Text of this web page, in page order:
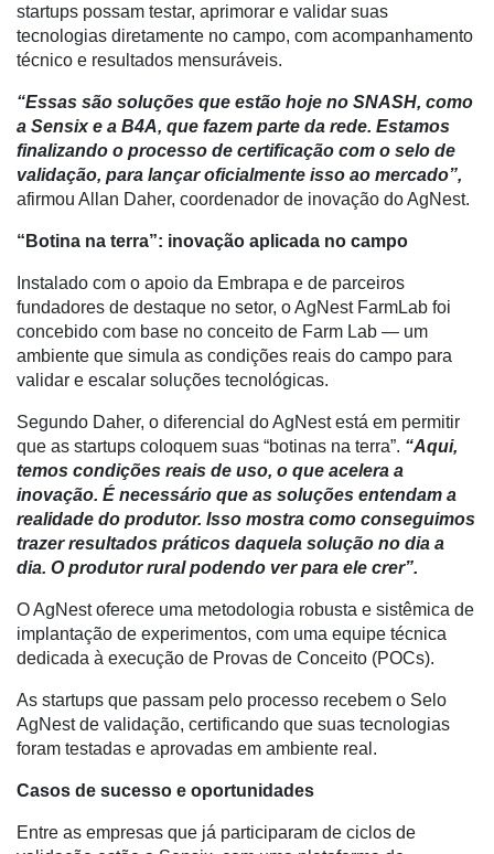
Agenda
Agricultura
de
Precisão
Automação
e
Robótica
Conectividade
Dados
e
Análise
E-
Informatização
da
Agricultura
Vertical
Software
Tecnologia
para
Hídricos
Membros
Liberali
Netrin
startups possam testar, aprimorar e validar suas
tecnologias diretamente no campo, com acompanhamento
técnico e resultados mensuráveis.
“Essas são soluções que estão hoje no SNASH, como
a Sensix e a B4A, que fazem parte da rede. Estamos
finalizando o processo de certificação com o selo de
validação, para lançar oficialmente isso ao mercado”,
afirmou Allan Daher, coordenador de inovação do AgNest.
“Botina na terra”: inovação aplicada no campo
Instalado com o apoio da Embrapa e de parceiros
fundadores de destaque no setor, o AgNest FarmLab foi
concebido com base no conceito de Farm Lab — um
ambiente que simula as condições reais do campo para
validar e escalar soluções tecnológicas.
Segundo Daher, o diferencial do AgNest está em permitir
que as startups coloquem suas “botinas na terra”. “Aqui,
temos condições reais de uso, o que acelera a
inovação. É necessário que as soluções entendam a
realidade do produtor. Isso mostra como conseguimos
trazer resultados práticos daquela solução no dia a
dia. O produtor rural podendo ver para ele crer”.
O AgNest oferece uma metodologia robusta e sistêmica de
implantação de experimentos, com uma equipe técnica
dedicada à execução de Provas de Conceito (POCs).
As startups que passam pelo processo recebem o Selo
AgNest de validação, certificando que suas tecnologias
foram testadas e aprovadas em ambiente real.
Casos de sucesso e oportunidades
Entre as empresas que já participaram de ciclos de